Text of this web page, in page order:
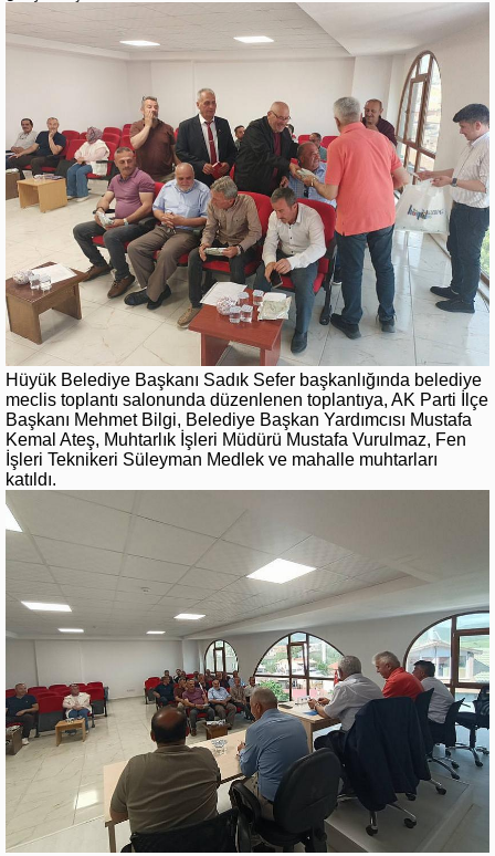
Hüyük Belediye Başkanı Sadık Sefer başkanlığında belediye
meclis toplantı salonunda düzenlenen toplantıya, AK Parti İlçe
Başkanı Mehmet Bilgi, Belediye Başkan Yardımcısı Mustafa
Kemal Ateş, Muhtarlık İşleri Müdürü Mustafa Vurulmaz, Fen
İşleri Teknikeri Süleyman Medlek ve mahalle muhtarları
katıldı.